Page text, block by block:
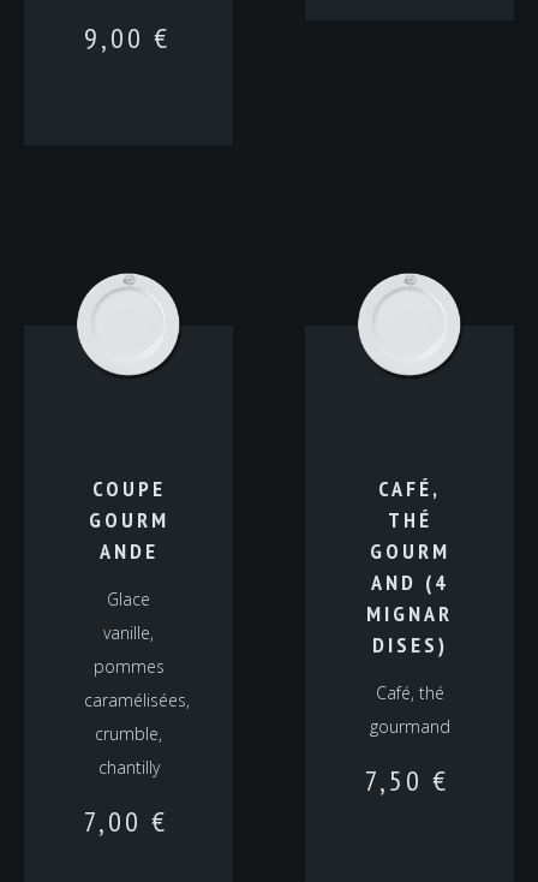
9,00 €
COUPE
GOURM
ANDE
Glace
vanille,
pommes
caramélisées,
crumble,
chantilly
7,00 €
CAFÉ,
THÉ
GOURM
AND (4
MIGNAR
DISES)
Café, thé
gourmand
7,50 €